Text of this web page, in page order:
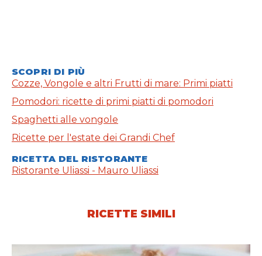
SCOPRI DI PIÙ
Cozze, Vongole e altri Frutti di mare: Primi piatti
Pomodori: ricette di primi piatti di pomodori
Spaghetti alle vongole
Ricette per l'estate dei Grandi Chef
RICETTA DEL RISTORANTE
Ristorante Uliassi - Mauro Uliassi
RICETTE SIMILI